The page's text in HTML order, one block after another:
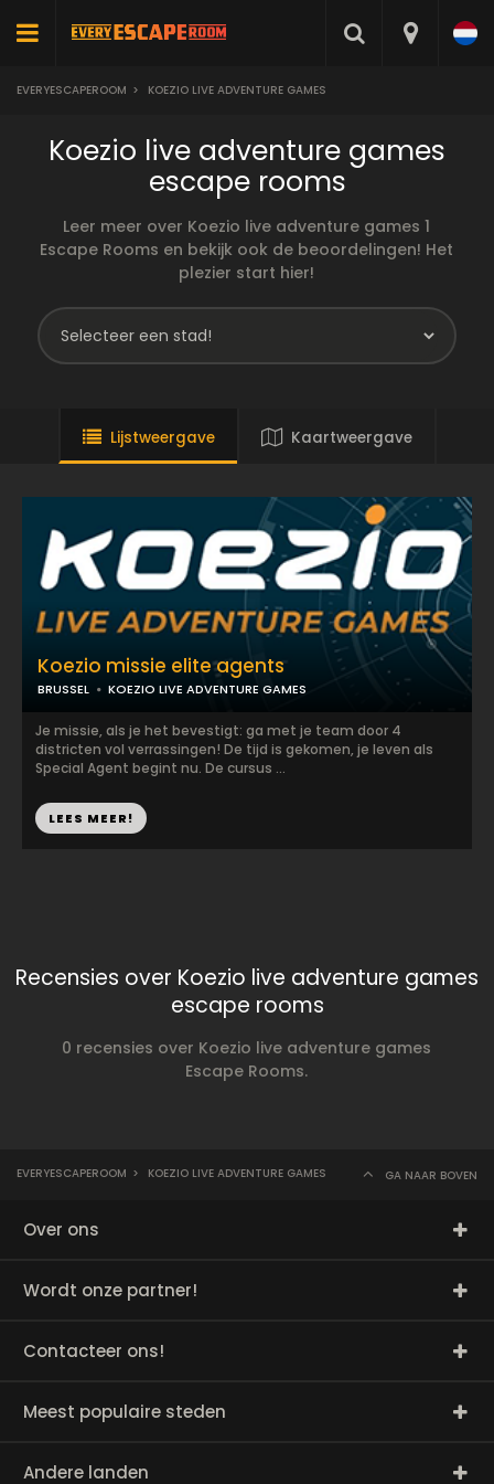
EVERYESCAPEROOM > KOEZIO LIVE ADVENTURE GAMES
Koezio live adventure games
escape rooms
Leer meer over Koezio live adventure games 1
Escape Rooms en bekijk ook de beoordelingen! Het
plezier start hier!
Lijstweergave Kaartweergave
Koezio missie elite agents
BRUSSEL KOEZIO LIVE ADVENTURE GAMES
Je missie, als je het bevestigt: ga met je team door 4
districten vol verrassingen! De tijd is gekomen, je leven als
Special Agent begint nu. De cursus ...
LEES MEER!
Recensies over Koezio live adventure games
escape rooms
0 recensies over Koezio live adventure games
Escape Rooms.
EVERYESCAPEROOM > KOEZIO LIVE ADVENTURE GAMES GA NAAR BOVEN
Over ons
Wordt onze partner!
Contacteer ons!
Meest populaire steden
Andere landen